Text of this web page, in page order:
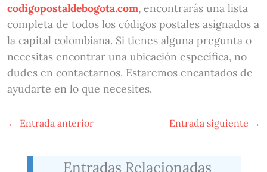
codigopostaldebogota.com, encontrarás una lista
completa de todos los códigos postales asignados a
la capital colombiana. Si tienes alguna pregunta o
necesitas encontrar una ubicación específica, no
dudes en contactarnos. Estaremos encantados de
ayudarte en lo que necesites.
← Entrada anterior Entrada siguiente →
Entradas Relacionadas